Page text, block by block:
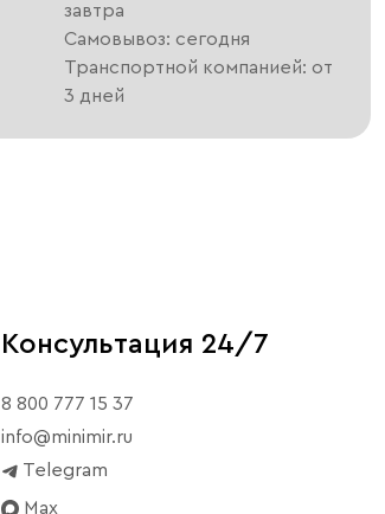
завтра
Самовывоз: сегодня
Транспортной компанией: от
3 дней
Консультация 24/7
8 800 777 15 37
info@minimir.ru
Telegram
Max